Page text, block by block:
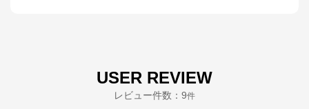
USER REVIEW
レビュー件数： 9件